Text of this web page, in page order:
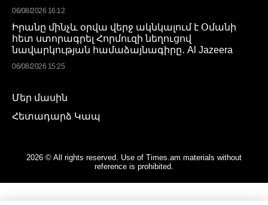
06/08/2026 16:12
Իրանը մինչև օրվա վերջ ակնկալում է Օմանի
հետ ստորագրել Հորմուզի նեղուցով
նավարկության համաձայնագիրը․ Al Jazeera
06/08/2026 15:25
Մեր մասին
Հետադարձ Կապ
2026 © All rights reserved. Use of Times.am materials without
reference is prohibited.